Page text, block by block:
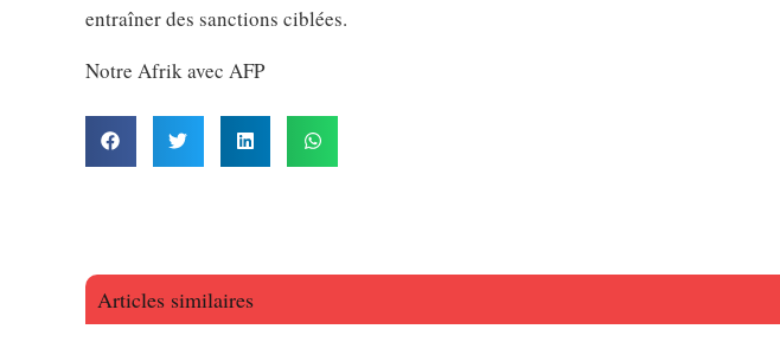
entraîner des sanctions ciblées.
Notre Afrik avec AFP
Articles similaires